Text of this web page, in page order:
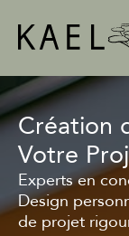
Création
Votre
Experts en
Design
de projet